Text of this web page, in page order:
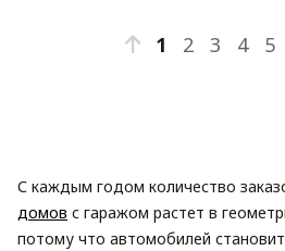
1 2 3 4 5
С каждым годом количество
домов с гаражом растет в
потому что автомобилей